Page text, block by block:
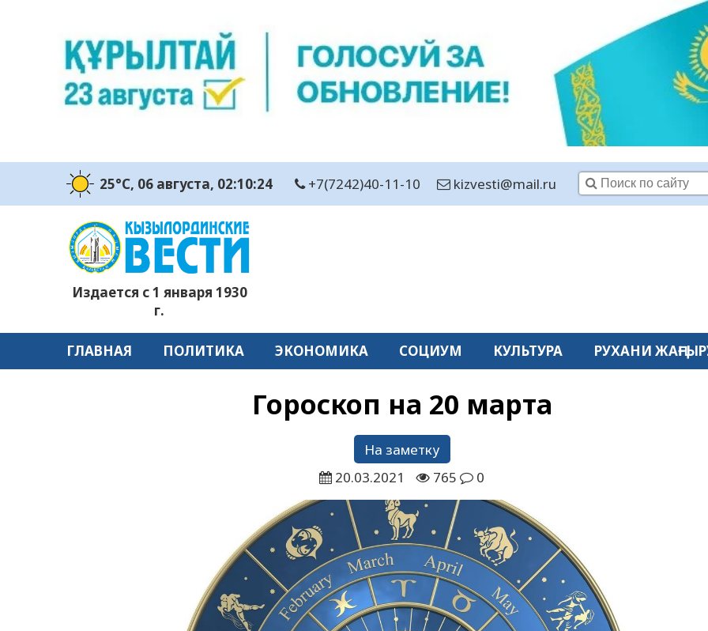
25°C, 06 августа, 02:10:25 +7(7242)40-11-10 kizvesti@mail.ru
Издается с 1 января 1930
г.
ГЛАВНАЯ ПОЛИТИКА ЭКОНОМИКА СОЦИУМ КУЛЬТУРА РУХАНИ
Гороскоп на 20 марта
На заметку
20.03.2021
765 0